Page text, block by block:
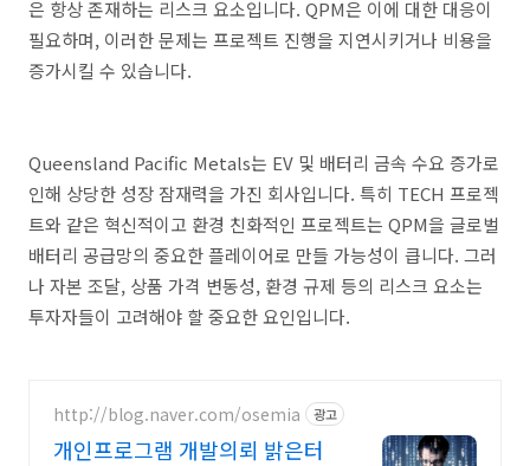
은 항상 존재하는 리스크 요소입니다. QPM은 이에 대한 대응이
필요하며, 이러한 문제는 프로젝트 진행을 지연시키거나 비용을
증가시킬 수 있습니다.
Queensland Pacific Metals는 EV 및 배터리 금속 수요 증가로
인해 상당한 성장 잠재력을 가진 회사입니다. 특히 TECH 프로젝
트와 같은 혁신적이고 환경 친화적인 프로젝트는 QPM을 글로벌
배터리 공급망의 중요한 플레이어로 만들 가능성이 큽니다. 그러
나 자본 조달, 상품 가격 변동성, 환경 규제 등의 리스크 요소는
투자자들이 고려해야 할 중요한 요인입니다.
http://blog.naver.com/osemia 광고
개인프로그램 개발의뢰 밝은터